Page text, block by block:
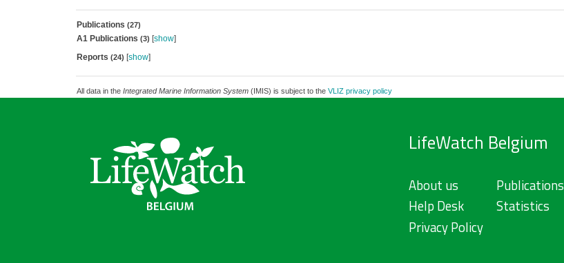
Publications (27)
A1 Publications (3) [show]
Reports (24) [show]
All data in the Integrated Marine Information System(IMIS) is subject to the VLIZ privacy policy
LifeWatch Belgium
About us
Help Desk
Privacy Policy
Publications
Statistics